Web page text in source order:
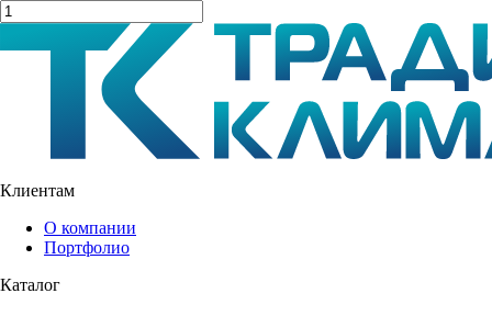
Клиентам
О компании
Портфолио
Каталог